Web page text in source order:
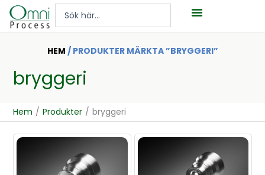
Hoppa
Search
HEM / PRODUKTER MÄRKTA ”BRYGGERI”
bryggeri
Hem / Produkter / bryggeri